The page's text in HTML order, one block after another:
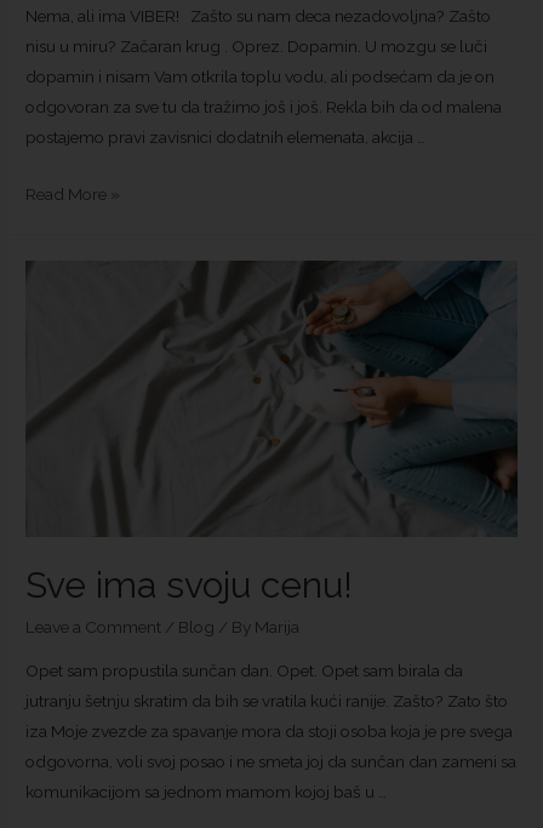
Nema, ali ima VIBER! Zašto su nam deca nezadovoljna? Zašto
nisu u miru? Začaran krug . Oprez. Dopamin. U mozgu se luči
dopamin i nisam Vam otkrila toplu vodu, ali podsećam da je on
odgovoran za sve tu da tražimo još i još. Rekla bih da od malena
postajemo pravi zavisnici dodatnih elemenata, akcija …
Read More »
Sve ima svoju cenu!
Leave a Comment / Blog / By Marija
Opet sam propustila sunčan dan. Opet. Opet sam birala da
jutranju šetnju skratim da bih se vratila kući ranije. Zašto? Zato što
iza Moje zvezde za spavanje mora da stoji osoba koja je pre svega
odgovorna, voli svoj posao i ne smeta joj da sunčan dan zameni sa
komunikacijom sa jednom mamom kojoj baš u …